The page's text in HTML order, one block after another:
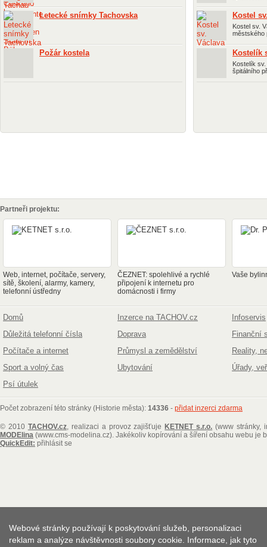
Letecké snímky Tachovska
Požár kostela
Kostel
Kostel sv.
městského
Kostelík
Kostelík
špitálního
Partneři projektu:
Web, internet, počítače, servery,
sítě, školení, alarmy, kamery,
telefonní ústředny
ČEZNET: spolehlivé a rychlé
připojení k internetu pro
domácnosti i firmy
Vaše
Domů Inzerce na TACHOV.cz
Infoservis
Důležitá telefonní čísla
Doprava
Finanční
Počítače a internet
Průmysl a zemědělství
Reality,
Sport a volný čas
Ubytování
Úřady,
Psí útulek
Počet zobrazení této stránky (Historie města): 14336 - přidat inzerci zdarma
© 2010 TACHOV.cz, realizaci a provoz zajišťujeKETNET s.r.o. (www stránky,
MODElina (www.cms-modelina.cz) . Jakékoliv kopírování a šíření obsahu webu je
QuickEdit: přihlásit se
Webové stránky používají k poskytování služeb, personalizaci
reklam a analýze návštěvnosti soubory cookie. Informace, jak tyto